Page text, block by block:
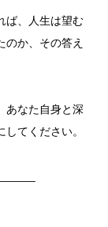
ば、人生は望む
のか、その答え
あなた自身と深
てください。